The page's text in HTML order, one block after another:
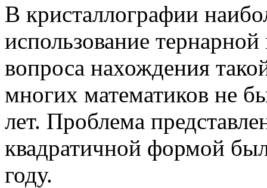
В кристаллографии
использование
вопроса нахождения
многих математиков не
лет. Проблема
квадратичной формой
году.